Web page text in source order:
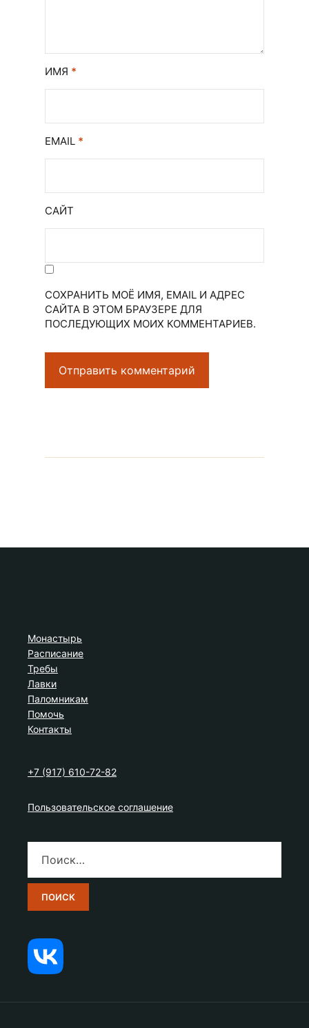
ИМЯ *
EMAIL *
САЙТ
СОХРАНИТЬ МОЁ ИМЯ, EMAIL И АДРЕС
САЙТА В ЭТОМ БРАУЗЕРЕ ДЛЯ
ПОСЛЕДУЮЩИХ МОИХ КОММЕНТАРИЕВ.
Монастырь
Расписание
Требы
Лавки
Паломникам
Помочь
Контакты
+7 (917) 610-72-82
Пользовательское соглашение